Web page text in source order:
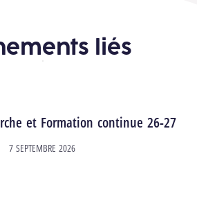
liés
et Formation continue 26-27
7 SEPTEMBRE 2026